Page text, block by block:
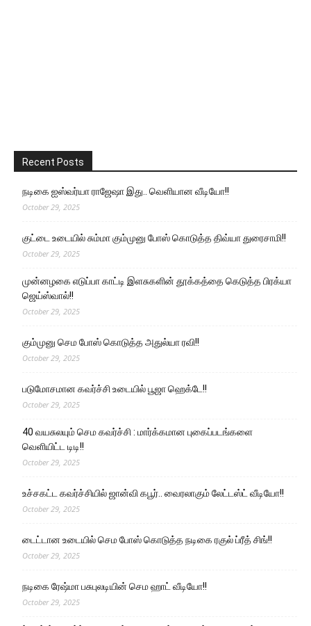
Recent Posts
நடிகை ஐஸ்வர்யா ராஜேஷா இது.. வெளியான வீடியோ!!
October 29, 2025
குட்டை உடையில் சும்மா கும்முனு போஸ் கொடுத்த திவ்யா துரைசாமி!!
October 29, 2025
முன்னழகை எடுப்பா காட்டி இளசுகளின் தூக்கத்தை கெடுத்த பிரக்யா
ஜெய்ஸ்வால்!!
October 29, 2025
கும்முனு செம போஸ் கொடுத்த அதுல்யா ரவி!!
October 29, 2025
படுமோசமான கவர்ச்சி உடையில் பூஜா ஹெக்டே!!
October 29, 2025
40 வயசுலயும் செம கவர்ச்சி : மார்க்கமான புகைப்படங்களை
வெளியிட்ட டிடி!!
October 29, 2025
உச்சகட்ட கவர்ச்சியில் ஜான்வி கபூர்.. வைரலாகும் லேட்டஸ்ட் வீடியோ!!
October 29, 2025
டைட்டான உடையில் செம போஸ் கொடுத்த நடிகை ரகுல் ப்ரீத் சிங்!!
October 29, 2025
நடிகை ரேஷ்மா பசுபுலடியின் செம ஹாட் வீடியோ!!
October 29, 2025